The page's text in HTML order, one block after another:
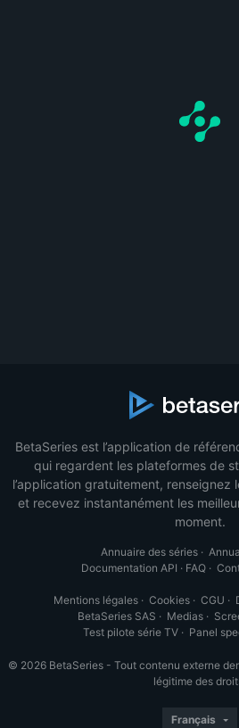
BetaSeries est l’application de
qui regardent les plateformes de
l’application gratuitement, renseignez
et recevez instantanément les
moment.
Annuaire des séries·
Documentation API · FAQ ·
Mentions légales · Cookies · CGU ·
BetaSeries SAS · Medias·
Test pilote série TV · Panel
© 2026 BetaSeries - Tout contenu externe
légitime des
Français